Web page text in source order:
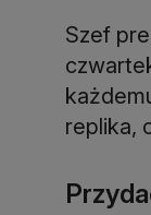
Szef
replika,